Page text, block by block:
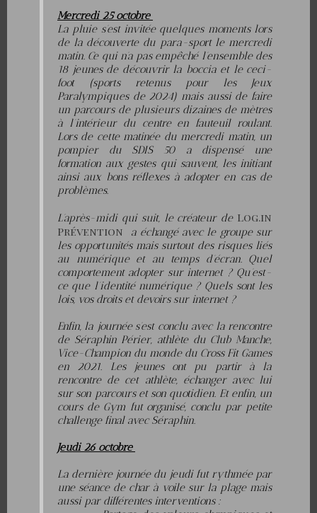
Mercredi 25 octobre
La pluie s’est invitée quelques moments lors
de la découverte du para-sport le mercredi
matin. Ce qui n’a pas empêché l’ensemble des
18 jeunes de découvrir la boccia et le ceci-
foot (sports retenus pour les Jeux
Paralympiques de 2024) mais aussi de faire
un parcours de plusieurs dizaines de mètres
à l’intérieur du centre en fauteuil roulant.
Lors de cette matinée du mercredi matin, un
pompier du SDIS 50 a dispensé une
formation aux gestes qui sauvent, les initiant
ainsi aux bons réflexes à adopter en cas de
problèmes.
L’après-midi qui suit, le créateur de Log.in
Prévention a échangé avec le groupe sur
les opportunités mais surtout des risques liés
au numérique et au temps d’écran. Quel
comportement adopter sur internet ? Qu’est-
ce que l’identité numérique ? Quels sont les
lois, vos droits et devoirs sur internet ?
Enfin, la journée s’est conclu avec la rencontre
de Séraphin Périer, athlète du Club Manche,
Vice-Champion du monde du Cross Fit Games
en 2021. Les jeunes ont pu partir à la
rencontre de cet athlète, échanger avec lui
sur son parcours et son quotidien. Et enfin, un
cours de Gym fut organisé, conclu par petite
challenge final avec Séraphin.
Jeudi 26 octobre
La dernière journée du jeudi fut rythmée par
une séance de char à voile sur la plage mais
aussi par différentes interventions :